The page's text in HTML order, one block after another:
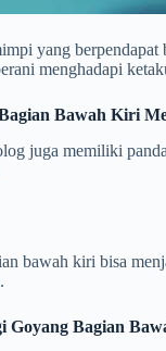
yang
menghadapi
Bawah Kiri
juga memiliki
bawah kiri bisa
Goyang Bagian